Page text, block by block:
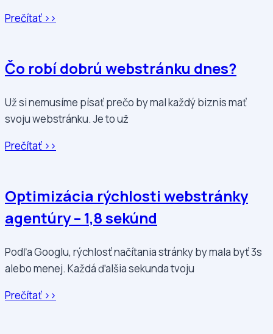
Prečítať >>
Čo robí dobrú webstránku dnes?
Už si nemusíme písať prečo by mal každý biznis mať
svoju webstránku. Je to už
Prečítať >>
Optimizácia rýchlosti webstránky
agentúry – 1,8 sekúnd
Podľa Googlu, rýchlosť načítania stránky by mala byť 3s
alebo menej. Každá ďalšia sekunda tvoju
Prečítať >>